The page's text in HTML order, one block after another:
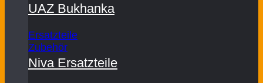
UAZ Bukhanka
Ersatzteile
Zubehör
Niva Ersatzteile